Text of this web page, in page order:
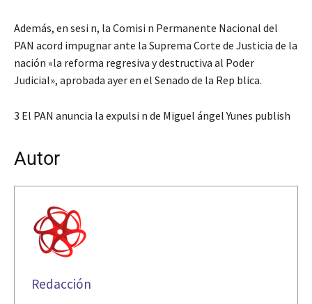
Además, en sesi n, la Comisi n Permanente Nacional del
PAN acord impugnar ante la Suprema Corte de Justicia de la
nación «la reforma regresiva y destructiva al Poder
Judicial», aprobada ayer en el Senado de la Rep blica.
3 El PAN anuncia la expulsi n de Miguel ángel Yunes publish
Autor
Redacción